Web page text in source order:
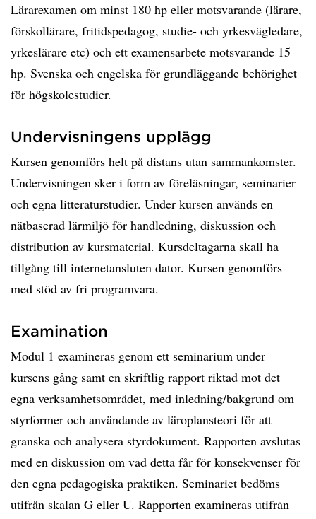
Lärarexamen om minst 180 hp eller motsvarande (lärare,
förskollärare, fritidspedagog, studie- och yrkesvägledare,
yrkeslärare etc) och ett examensarbete motsvarande 15
hp. Svenska och engelska för grundläggande behörighet
för högskolestudier.
Undervisningens upplägg
Kursen genomförs helt på distans utan sammankomster.
Undervisningen sker i form av föreläsningar, seminarier
och egna litteraturstudier. Under kursen används en
nätbaserad lärmiljö för handledning, diskussion och
distribution av kursmaterial. Kursdeltagarna skall ha
tillgång till internetansluten dator. Kursen genomförs
med stöd av fri programvara.
Examination
Modul 1 examineras genom ett seminarium under
kursens gång samt en skriftlig rapport riktad mot det
egna verksamhetsområdet, med inledning/bakgrund om
styrformer och användande av läroplansteori för att
granska och analysera styrdokument. Rapporten avslutas
med en diskussion om vad detta får för konsekvenser för
den egna pedagogiska praktiken. Seminariet bedöms
utifrån skalan G eller U. Rapporten examineras utifrån